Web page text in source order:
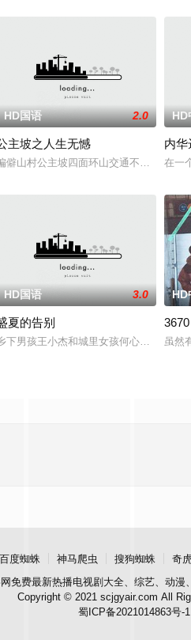
而停战协议规定，双方各派一名士兵
影视文化传媒有限公司
HD国语 2.0
主坡之人生无憾
僻山村公主坡四面环山交通不便，多为
HD
内华
在一
利和行业压力的复杂压力，揭示了地下
为人父母的新篇章。然而萨迦的喜悦
HD国语 3.0
夏的告别
下男孩王小杰和城里女孩何心琪都有着
HD
3670
虽然
百度蜘蛛 神马爬虫 搜狗蜘蛛 奇
免费最新热播电视剧大全、综艺、动漫
Copyright © 2021 scjgyair.com All
蜀ICP备2021014863号-1